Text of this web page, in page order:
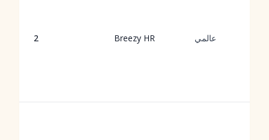
2 Breezy HR عالمي